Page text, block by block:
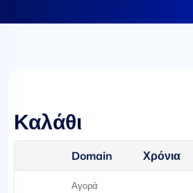
Καλάθι
Domain Χρόνια
Αγορά